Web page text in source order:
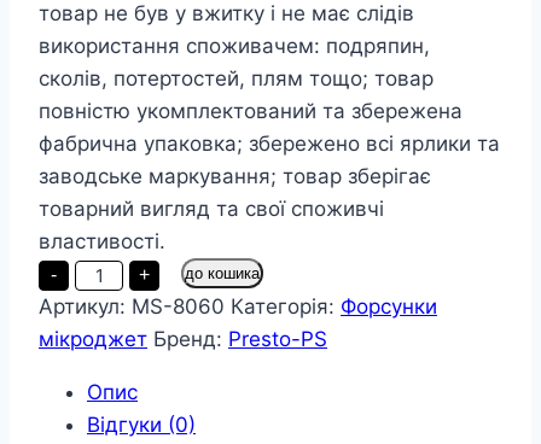
товар не був у вжитку і не має слідів
використання споживачем: подряпин,
сколів, потертостей, плям тощо; товар
повністю укомплектований та збережена
фабрична упаковка; збережено всі ярлики та
заводське маркування; товар зберігає
товарний вигляд та свої споживчі
властивості.
-
Крапельниця
для
поливу
Presto-
PS
Колібрі,
упаковці
+ до кошика
Артикул: MS-8060 Категорія: Форсунки
мікроджет Бренд: Presto-PS
Опис
Відгуки (0)